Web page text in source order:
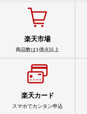
楽天市場
商品数は1億点以上
楽天カード
スマホでカンタン申込